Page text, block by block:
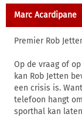
Marc Acardipane
Premier Rob
Op de vraag of
kan Rob Jetten
een crisis is.
telefoon hangt
sporthal kan